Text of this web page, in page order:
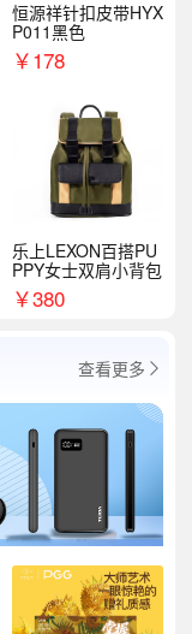
恒源祥针扣皮带HYX
P011黑色
￥178
乐上LEXON百搭PU
PPY女士双肩小背包
￥380
查看更多 